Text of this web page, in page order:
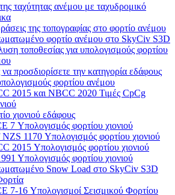
ταχύτητας ανέμου με ταχυδρομικό
της τοπογραφίας στο φορτίο ανέμου
φορτίο ανέμου στο SkyCiv S3D
τοποθεσίας για υπολογισμούς φορτίου
προσδιορίσετε την κατηγορία εδάφους
φορτίου ανέμου
2015 και NBCC 2020 Τιμές CpCg
χιονιού εδάφους
7 Υπολογισμός φορτίου χιονιού
1170 Υπολογισμός φορτίου χιονιού
2015 Υπολογισμός φορτίου χιονιού
Υπολογισμός φορτίου χιονιού
Snow Load στο SkyCiv S3D
7-16 Υπολογισμοί Σεισμικού Φορτίου